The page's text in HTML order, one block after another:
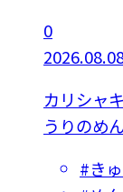
0
カリシャ
うりのめ
#き